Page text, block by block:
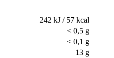
242 kJ / 57 kcal
< 0,5 g
< 0,1 g
13 g